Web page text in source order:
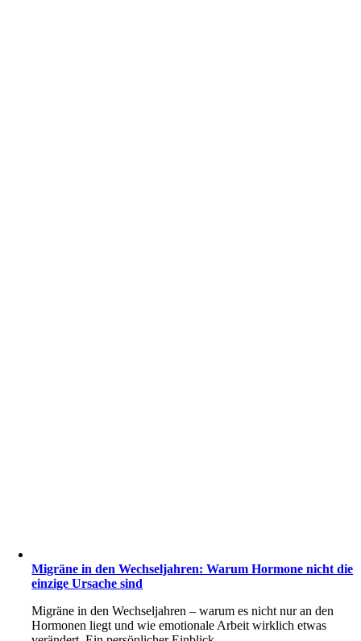
Migräne in den Wechseljahren: Warum Hormone nicht die
einzige Ursache sind
Migräne in den Wechseljahren – warum es nicht nur an den
Hormonen liegt und wie emotionale Arbeit wirklich etwas